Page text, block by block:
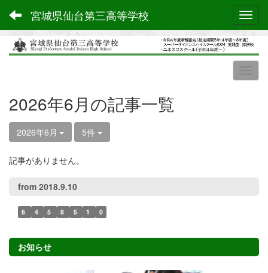
宮城県仙台第三高等学校
2026年6月の記事一覧
2026年6月 5件
記事がありません。
from 2018.9.10
6 4 5 8 5 1 0
お知らせ